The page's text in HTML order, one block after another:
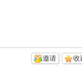
收
邀请